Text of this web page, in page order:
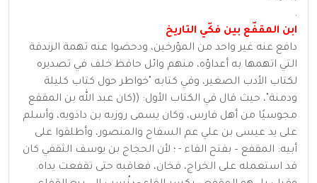
.
ابن المقفّع بين فكّي التاريخ
دافع عنه غير واحد من المؤرخين، ودحضوا عنه تهمة الزندقة
التي اتهمها به أعداؤه، منهم وائل حافظ خلف في تصديره
لكتاب الأدب الصغير، وفي كتابه "خواطر حول كتاب كليلة
ودمنة"، حيث قال في الكتاب الأول: ((كان عبد الله بن المقفع
مجوسيًا من أهل فارس، وكان يسمى روزبه بن داذويه، وأسلم
على يد عيسى بن علي عم السفاح والمنصور، وأطلقوا على
أبيه: المقفع – بفتح الفاء - ؛ لأن الحجاج بن يوسف الثقفي كان
قد استعمله على الخراج، فخان، فعاقبه حتى تقفعت يداه.